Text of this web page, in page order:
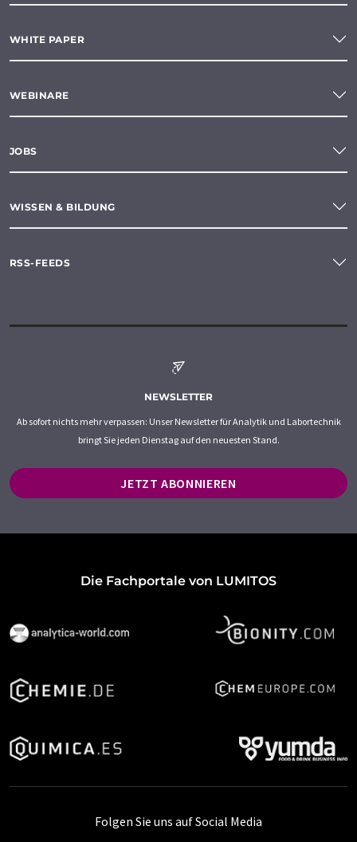
WHITE PAPER
WEBINARE
JOBS
WISSEN & BILDUNG
RSS-FEEDS
NEWSLETTER
Ab sofort nichts mehr verpassen: Unser Newsletter für Analytik und Labortechnik
bringt Sie jeden Dienstag auf den neuesten Stand.
JETZT ABONNIEREN
Die Fachportale von LUMITOS
Folgen Sie uns auf Social Media